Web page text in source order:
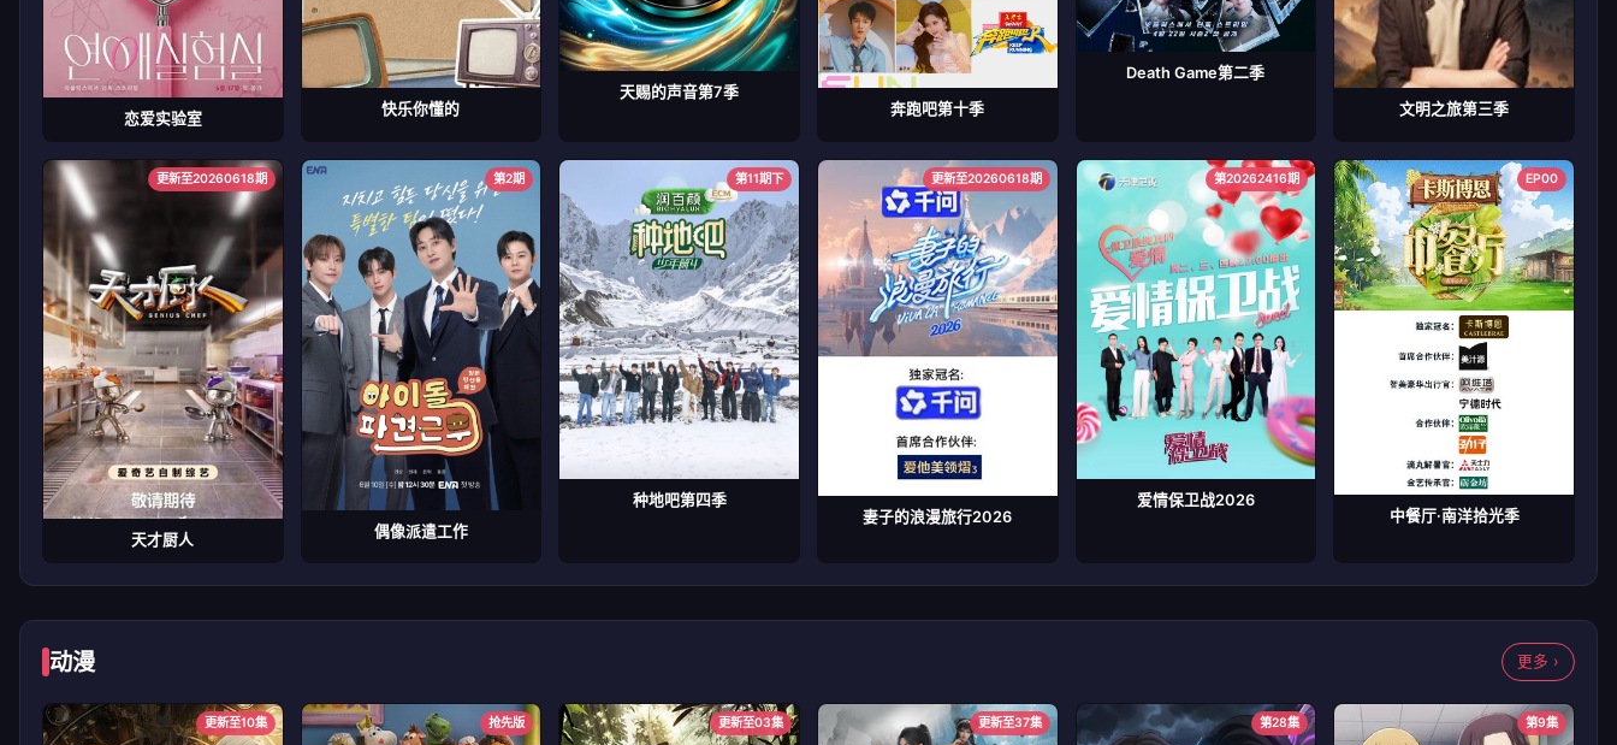
恋爱实验室
快乐你懂的
天赐的声音第7季
奔跑吧第十季
Death Game第二季
文明之旅第三季
更新至20260618期
天才厨人
第2期
偶像派遣工作
第11期下
种地吧第四季
更新至20260618期
妻子的浪漫旅行2026
第20262416期
爱情保卫战2026
EP00
中餐厅·南洋拾光季
动漫 更多 ›
更新至10集 抢先版 更新至03集 更新至37集 第28集 第9集